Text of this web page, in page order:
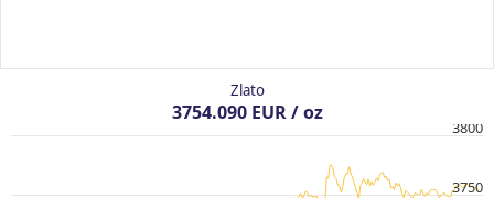
Zlato
3754.090 EUR / oz
3750
3800